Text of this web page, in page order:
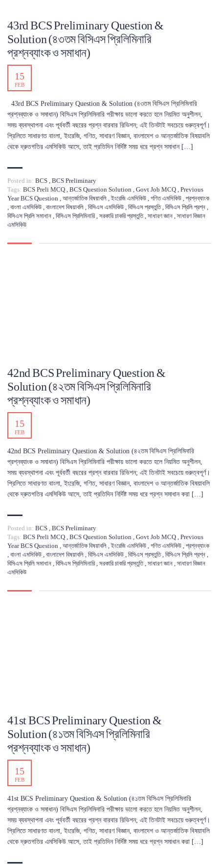
43rd BCS Preliminary Question &
Solution (৪৩তম বিসিএস প্রিলিমিনারি
প্রশ্নব্যাংক ও সমাধান)
15
FEB
43rd BCS Preliminary Question & Solution (৪৩তম বিসিএস প্রিলিমিনারি
প্রশ্নব্যাংক ও সমাধান) বিসিএস প্রিলিমিনারি পরীক্ষায় ভালো করতে হলে নিয়মিত অনুশীলন,
সময় ব্যবস্থাপনা এবং পূর্ববর্তী বছরের প্রশ্ন বারবার রিভিশন; এই তিনটাই সবচেয়ে গুরুত্বপূর্ণ।
প্রিলিতে সাধারণত বাংলা, ইংরেজি, গণিত, সাধারণ বিজ্ঞান, বাংলাদেশ ও আন্তর্জাতিক বিষয়াবলি
থেকে দ্রুতগতির এমসিকিউ আসে, তাই প্রতিদিন নির্দিষ্ট সময় ধরে প্রশ্ন সমাধান […]
Posted in: BCS , BCS Preliminary
Tags: BCS Preli MCQ , BCS Question Solution , Govt Job MCQ , Previous
Year BCS Question , আন্তর্জাতিক বিষয়াবলি , ইংরেজি এমসিকিউ , গণিত এমসিকিউ , প্রশ্নব্যাংক
, বাংলা এমসিকিউ , বাংলাদেশ বিষয়াবলি , বিসিএস এমসিকিউ , বিসিএস প্রস্তুতি, বিসিএস প্রিলি প্রশ্ন ,
বিসিএস প্রিলি সমাধান , বিসিএস প্রিলিমিনারি , সরকারি চাকরি প্রস্তুতি, সাধারণ জ্ঞান , সাধারণ বিজ্ঞান
এমসিকিউ
42nd BCS Preliminary Question &
Solution (৪২তম বিসিএস প্রিলিমিনারি
প্রশ্নব্যাংক ও সমাধান)
15
FEB
42nd BCS Preliminary Question & Solution (৪২তম বিসিএস প্রিলিমিনারি
প্রশ্নব্যাংক ও সমাধান) বিসিএস প্রিলিমিনারি পরীক্ষায় ভালো করতে হলে নিয়মিত অনুশীলন,
সময় ব্যবস্থাপনা এবং পূর্ববর্তী বছরের প্রশ্ন বারবার রিভিশন; এই তিনটাই সবচেয়ে গুরুত্বপূর্ণ।
প্রিলিতে সাধারণত বাংলা, ইংরেজি, গণিত, সাধারণ বিজ্ঞান, বাংলাদেশ ও আন্তর্জাতিক বিষয়াবলি
থেকে দ্রুতগতির এমসিকিউ আসে, তাই প্রতিদিন নির্দিষ্ট সময় ধরে প্রশ্ন সমাধান করা […]
Posted in: BCS , BCS Preliminary
Tags: BCS Preli MCQ , BCS Question Solution , Govt Job MCQ , Previous
Year BCS Question , আন্তর্জাতিক বিষয়াবলি , ইংরেজি এমসিকিউ , গণিত এমসিকিউ , প্রশ্নব্যাংক
, বাংলা এমসিকিউ , বাংলাদেশ বিষয়াবলি , বিসিএস এমসিকিউ , বিসিএস প্রস্তুতি, বিসিএস প্রিলি প্রশ্ন ,
বিসিএস প্রিলি সমাধান , বিসিএস প্রিলিমিনারি , সরকারি চাকরি প্রস্তুতি, সাধারণ জ্ঞান , সাধারণ বিজ্ঞান
এমসিকিউ
41st BCS Preliminary Question &
Solution (৪১তম বিসিএস প্রিলিমিনারি
প্রশ্নব্যাংক ও সমাধান)
15
FEB
41st BCS Preliminary Question & Solution (৪১তম বিসিএস প্রিলিমিনারি
প্রশ্নব্যাংক ও সমাধান) বিসিএস প্রিলিমিনারি পরীক্ষায় ভালো করতে হলে নিয়মিত অনুশীলন,
সময় ব্যবস্থাপনা এবং পূর্ববর্তী বছরের প্রশ্ন বারবার রিভিশন; এই তিনটাই সবচেয়ে গুরুত্বপূর্ণ।
প্রিলিতে সাধারণত বাংলা, ইংরেজি, গণিত, সাধারণ বিজ্ঞান, বাংলাদেশ ও আন্তর্জাতিক বিষয়াবলি
থেকে দ্রুতগতির এমসিকিউ আসে, তাই প্রতিদিন নির্দিষ্ট সময় ধরে প্রশ্ন সমাধান করা […]